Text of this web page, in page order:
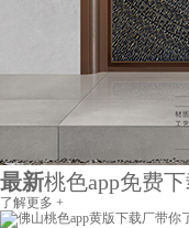
最新桃色app免费
了解更多 +